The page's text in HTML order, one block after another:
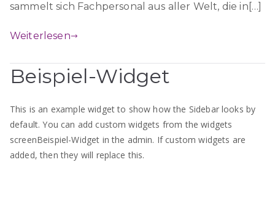
sammelt sich Fachpersonal aus aller Welt, die in[…]
Weiterlesen
Beispiel-Widget
This is an example widget to show how the Sidebar looks by
default. You can add custom widgets from the widgets
screenBeispiel-Widget in the admin. If custom widgets are
added, then they will replace this.